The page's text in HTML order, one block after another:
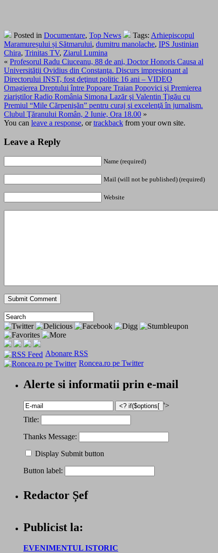
Posted in Documentare, Top News Tags: Arhiepiscopul
Maramureșului și Sătmarului, dumitru manolache, IPS Justinian
Chira, Trinitas TV, Ziarul Lumina
« Profesorul Radu Ciuceanu, 88 de ani, Doctor Honoris Causa al
Universităţii Ovidius din Constanţa. Discurs impresionant al
Directorului INST, fost deţinut politic 16 ani – VIDEO
Omagierea Dreptului între Popoare Traian Popovici şi Premierea
ziariştilor Radio România Simona Lazăr şi Valentin Ţigău cu
Premiul “Mile Cărpenişăn” pentru curaj şi excelenţă în jurnalism.
Clubul Ţăranului Român, 2 Iunie, Ora 18.00 »
You can leave a response, ortrackback from your own site.
Leave a Reply
Name (required)
Mail (will not be published) (required)
Website
Abonare RSS
Roncea.ro pe Twitter
Alerte si informatii prin e-mail
'>
Title:
Thanks Message:
Display Submit button
Button label:
Redactor Șef
Publicist la:
EVENIMENTUL ISTORIC